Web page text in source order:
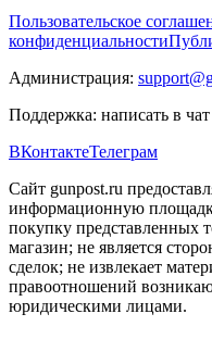
Пользовательское
конфиденциальности
Администрация:
Поддержка: написать в чат
ВКонтактеТелеграм
Сайт gunpost.ru
информационную
покупку представленных
магазин; не является
сделок; не извлекает
правоотношений
юридическими лицами.